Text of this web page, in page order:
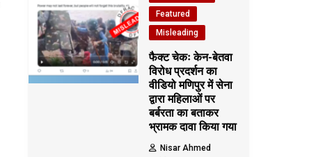
Featured
Misleading
फैक्ट चेकः केन-बेतवा
विरोध प्रदर्शन का
वीडियो मणिपुर में सेना
द्वारा महिलाओं पर
बर्बरता का बताकर
भ्रामक दावा किया गया
Nisar Ahmed